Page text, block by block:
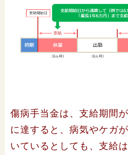
傷病手当金は、支給期間
に達すると、病気やケガ
いているとしても、支給